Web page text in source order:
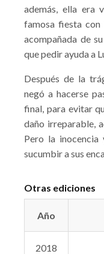
además, ella era
famosa fiesta
acompañada de
que pedir ayuda a
Después de la
negó a hacerse
final, para evitar
daño irreparable,
Pero la
sucumbir a sus
Otras ediciones
Año
2018